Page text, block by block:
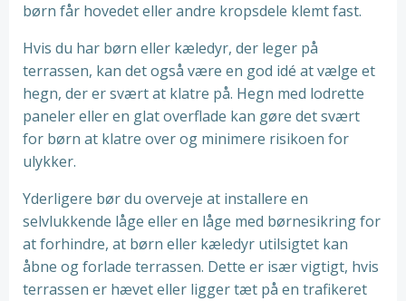
børn får hovedet eller andre kropsdele klemt fast.
Hvis du har børn eller kæledyr, der leger på
terrassen, kan det også være en god idé at vælge et
hegn, der er svært at klatre på. Hegn med lodrette
paneler eller en glat overflade kan gøre det svært
for børn at klatre over og minimere risikoen for
ulykker.
Yderligere bør du overveje at installere en
selvlukkende låge eller en låge med børnesikring for
at forhindre, at børn eller kæledyr utilsigtet kan
åbne og forlade terrassen. Dette er især vigtigt, hvis
terrassen er hævet eller ligger tæt på en trafikeret